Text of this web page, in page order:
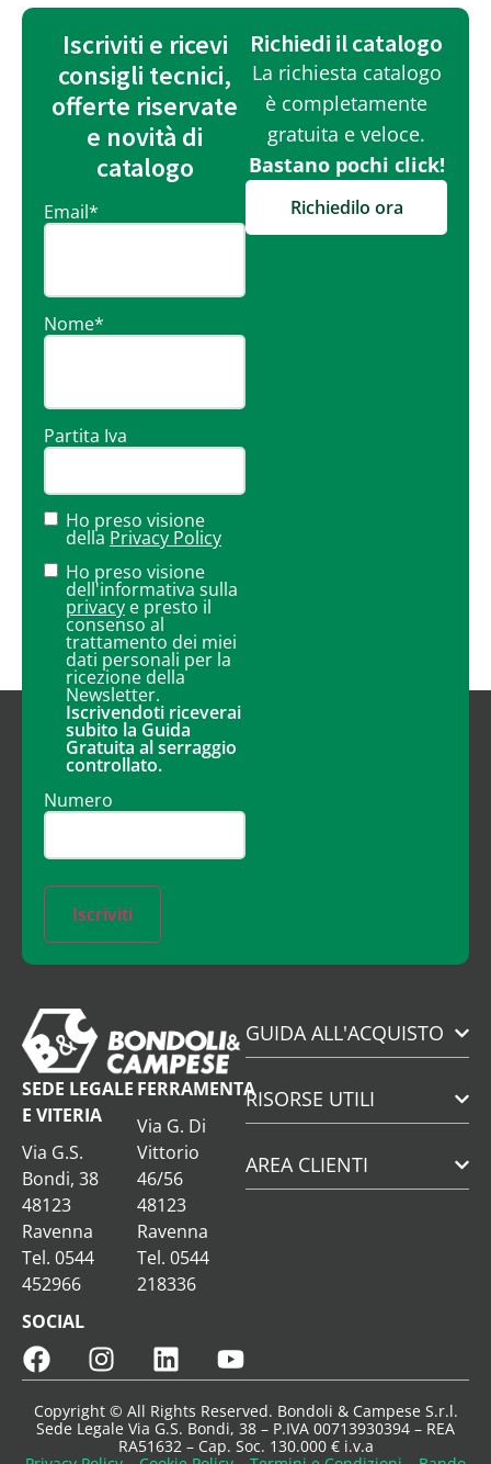
Iscriviti e ricevi
consigli tecnici,
offerte riservate
e novità di
catalogo
Email*
Nome*
Partita Iva
Ho preso visione
della Privacy Policy
Ho preso visione
dell'informativa sulla
privacy e presto il
consenso al
trattamento dei miei
dati personali per la
ricezione della
Newsletter.
Iscrivendoti riceverai
subito la Guida
Gratuita al serraggio
controllato.
Numero
Iscriviti
Richiedi il catalogo
La richiesta catalogo
è completamente
gratuita e veloce.
Bastano pochi click!
Richiedilo ora
SEDE LEGALE
E VITERIA
Via G.S.
Bondi, 38
48123
Ravenna
Tel. 0544
452966
FERRAMENTA
Via G. Di
Vittorio
46/56
48123
Ravenna
Tel. 0544
218336
SOCIAL
GUIDA ALL'ACQUISTO
RISORSE UTILI
AREA CLIENTI
Copyright © All Rights Reserved. Bondoli & Campese S.r.l.
Sede Legale Via G.S. Bondi, 38 – P.IVA 00713930394 – REA
RA51632 – Cap. Soc. 130.000 € i.v.a